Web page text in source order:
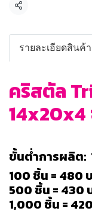
แชร์
รายละเอียดสินค้า
คริสตัล
14x20x4
ขั้นต่ำการผลิต:
100 ชิ้น = 480
500 ชิ้น = 430
1,000 ชิ้น =